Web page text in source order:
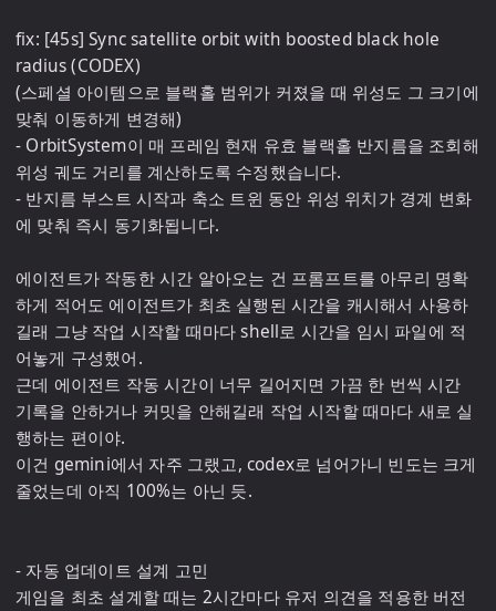
fix: [45s] Sync satellite orbit with boosted black hole
radius (CODEX)
(스페셜 아이템으로 블랙홀 범위가 커졌을 때 위성도 그 크기에
맞춰 이동하게 변경해)
- OrbitSystem이 매 프레임 현재 유효 블랙홀 반지름을 조회해
위성 궤도 거리를 계산하도록 수정했습니다.
- 반지름 부스트 시작과 축소 트윈 동안 위성 위치가 경계 변화
에 맞춰 즉시 동기화됩니다.
에이전트가 작동한 시간 알아오는 건 프롬프트를 아무리 명확
하게 적어도 에이전트가 최초 실행된 시간을 캐시해서 사용하
길래 그냥 작업 시작할 때마다 shell로 시간을 임시 파일에 적
어놓게 구성했어.
근데 에이전트 작동 시간이 너무 길어지면 가끔 한 번씩 시간
기록을 안하거나 커밋을 안해길래 작업 시작할 때마다 새로 실
행하는 편이야.
이건 gemini에서 자주 그랬고, codex로 넘어가니 빈도는 크게
줄었는데 아직 100%는 아닌 듯.
- 자동 업데이트 설계 고민
게임을 최초 설계할 때는 2시간마다 유저 의견을 적용한 버전